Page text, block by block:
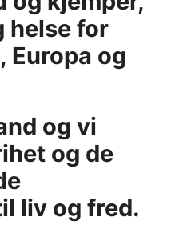
helse for
Europa og
og vi
og de
liv og fred.